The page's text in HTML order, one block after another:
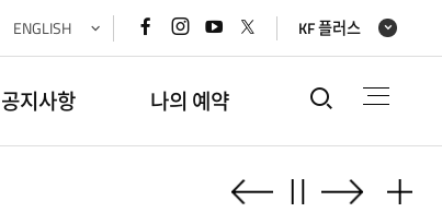
2
ENGLISH 페이스북
바로가기
인스타그램
바로가기
유튜브
바로가기
x(트위터)
바로가기
KF 플러스
공지사항 나의 예약 통합검
이전으로정지 다음으로더보기